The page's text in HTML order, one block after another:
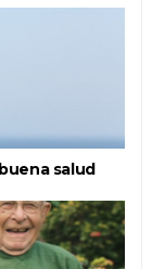
salud